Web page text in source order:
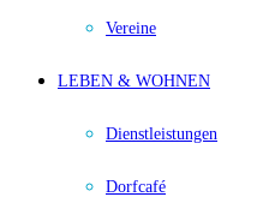
Vereine
LEBEN & WOHNEN
Dienstleistungen
Dorfcafé